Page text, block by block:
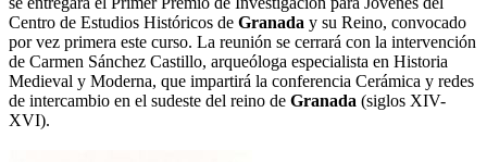
Centro de Estudios Históricos de Granada y su Reino, convocado
por vez primera este curso. La reunión se cerrará con la intervención
de Carmen Sánchez Castillo, arqueóloga especialista en Historia
Medieval y Moderna, que impartirá la conferencia Cerámica y redes
de intercambio en el sudeste del reino de Granada (siglos XIV-
XVI).